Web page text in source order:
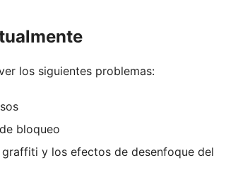
los siguientes problemas:
bloqueo
y los efectos de desenfoque del